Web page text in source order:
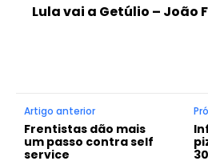
Lula vai a Getúlio – João
Artigo anterior
Frentistas dão mais
um passo contra self
service